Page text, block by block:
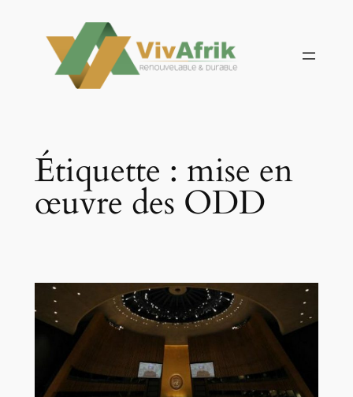
contenu
Étiquette : mise en
œuvre des ODD